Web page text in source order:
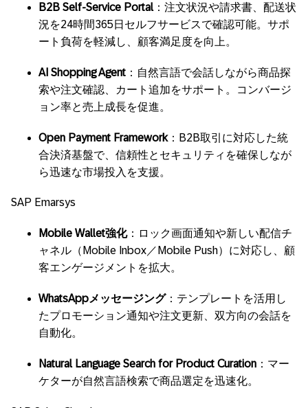
B2B Self-Service Portal ：注文状況や請求書、配送状
況を24時間365日セルフサービスで確認可能。サポ
ート負荷を軽減し、顧客満足度を向上。
AI Shopping Agent ：自然言語で会話しながら商品探
索や注文確認、カート追加をサポート。コンバージ
ョン率と売上成長を促進。
Open Payment Framework：B2B取引に対応した統
合決済基盤で、信頼性とセキュリティを確保しなが
ら迅速な市場投入を支援。
SAP Emarsys
Mobile Wallet強化：ロック画面通知や新しい配信チ
ャネル（Mobile Inbox／Mobile Push）に対応し、顧
客エンゲージメントを拡大。
WhatsAppメッセージング：テンプレートを活用し
たプロモーション通知や注文更新、双方向の会話を
自動化。
Natural Language Search for Product Curation ：マー
ケターが自然言語検索で商品選定を迅速化。